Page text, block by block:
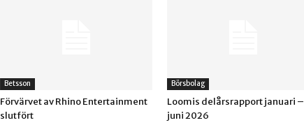
Betsson
Förvärvet av Rhino Entertainment
slutfört
Börsbolag
Loomis delårsrapport januari –
juni 2026